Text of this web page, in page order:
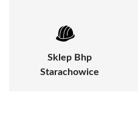
Sklep Bhp
Starachowice